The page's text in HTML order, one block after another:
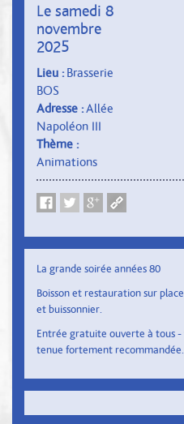
Le samedi 8
novembre
2025
Lieu : Brasserie
BOS
Adresse :Allée
Napoléon III
Thème :
Animations
La grande soirée années 80
Boisson et restauration sur
et buissonnier.
Entrée gratuite ouverte à tous -
tenue fortement recommandée.